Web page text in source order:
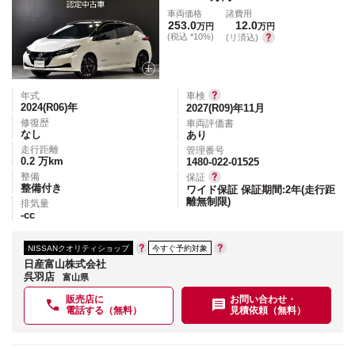
車両価格
253.0万円
(税込 *10%)
諸費用
12.0万円
(リ済込)
年式
2024(R06)年
修復歴
なし
走行距離
0.2 万km
整備
整備付き
排気量
-cc
車検
2027(R09)年11月
車両評価書
あり
管理番号
1480-022-01525
保証
ワイド保証 保証期間:2年(走行距
離無制限)
NISSANクオリティショップ 今すぐ予約対象
日産富山株式会社
呉羽店
富山県
販売店に
電話する（無料）
お問い合わせ・
見積依頼（無料）